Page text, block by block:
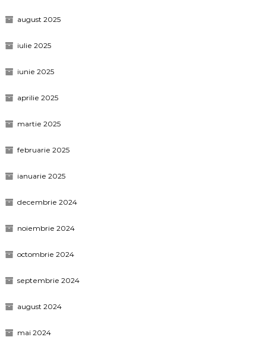
august 2025
iulie 2025
iunie 2025
aprilie 2025
martie 2025
februarie 2025
ianuarie 2025
decembrie 2024
noiembrie 2024
octombrie 2024
septembrie 2024
august 2024
mai 2024